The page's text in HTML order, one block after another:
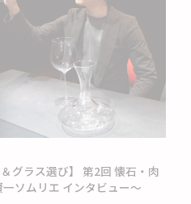
グラス選び】 第2回 懐石・肉
ソムリエ インタビュー〜